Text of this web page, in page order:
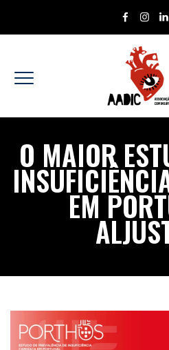
O MAIOR
EM